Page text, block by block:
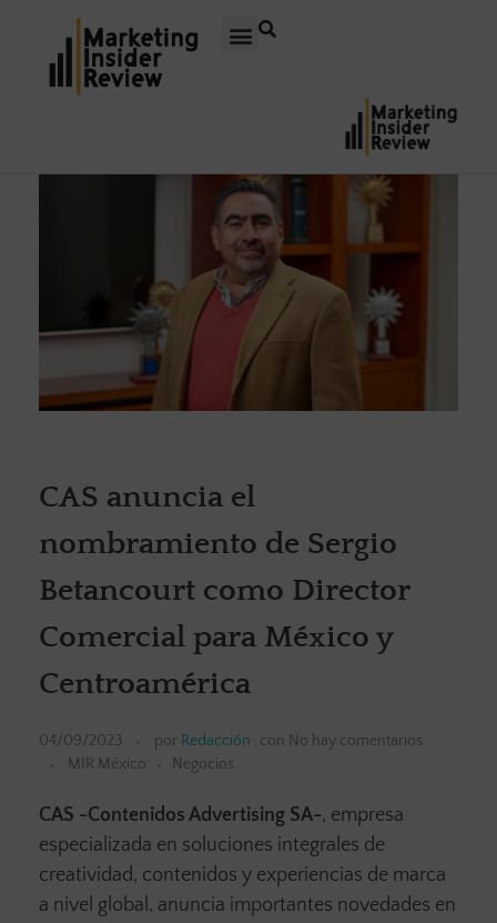
CAS anuncia el
nombramiento de Sergio
Betancourt como Director
Comercial para México y
Centroamérica
04/09/2023 por Redacción con No hay comentarios
MIR México
Negocios
CAS -Contenidos Advertising SA-, empresa
especializada en soluciones integrales de
creatividad, contenidos y experiencias de marca
a nivel global, anuncia importantes novedades en